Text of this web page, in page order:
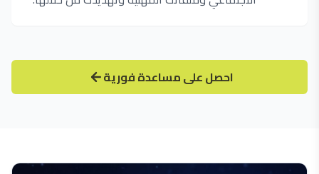
احصل على مساعدة فورية